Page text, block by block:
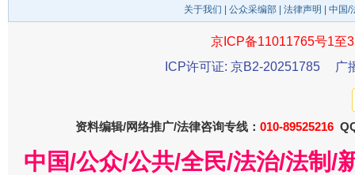
受贿1.44亿！段成刚被判无期 从幼
关于我们 公众采编部 法律声明 | 中国
京ICP备11011765号1至
ICP许可证: 京B2-20251785
广
资料编辑/网络推广/法律咨询专线： 010-89525216
中国/公众/公共/全民/法治/法制/